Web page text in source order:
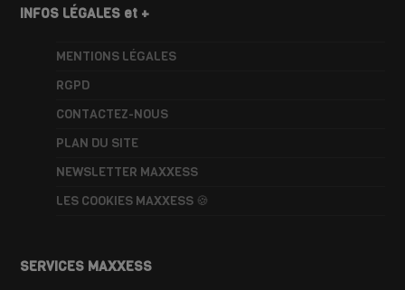
INFOS LÉGALES et +
MENTIONS LÉGALES
RGPD
CONTACTEZ-NOUS
PLAN DU SITE
NEWSLETTER MAXXESS
LES COOKIES MAXXESS 🍪
SERVICES MAXXESS